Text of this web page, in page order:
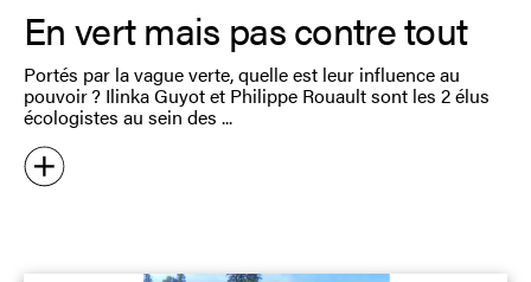
En vert mais pas contre tout
Portés par la vague verte, quelle est leur influence au
pouvoir ? Ilinka Guyot et Philippe Rouault sont les 2 élus
écologistes au sein des